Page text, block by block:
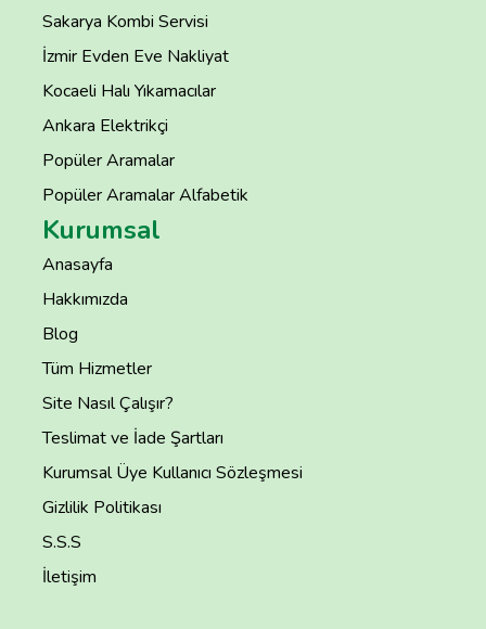
Sakarya Kombi Servisi
İzmir Evden Eve Nakliyat
Kocaeli Halı Yıkamacılar
Ankara Elektrikçi
Popüler Aramalar
Popüler Aramalar Alfabetik
Kurumsal
Anasayfa
Hakkımızda
Blog
Tüm Hizmetler
Site Nasıl Çalışır?
Teslimat ve İade Şartları
Kurumsal Üye Kullanıcı Sözleşmesi
Gizlilik Politikası
S.S.S
İletişim